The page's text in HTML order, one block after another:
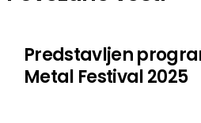
Predstavljen
Metal Festival 2025